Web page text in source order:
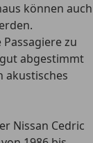
können auch
zu
abgestimmt
akustisches
Nissan Cedric